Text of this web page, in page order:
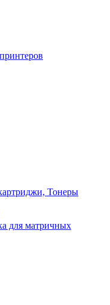
Тонеры
для матричных